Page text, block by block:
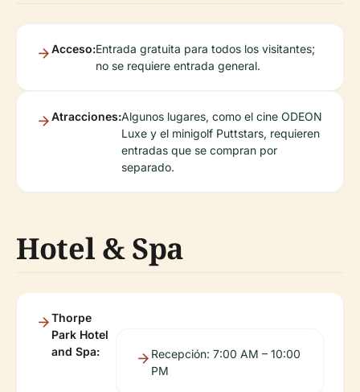
Acceso:Entrada gratuita para todos los visitantes;
no se requiere entrada general.
Atracciones:Algunos lugares, como el cine ODEON
Luxe y el minigolf Puttstars, requieren
entradas que se compran por
separado.
Hotel & Spa
Thorpe
Park Hotel
and Spa:
Recepción: 7:00 AM – 10:00
PM